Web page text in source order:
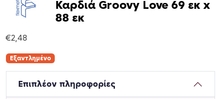
Καρδιά Groovy Love 69 εκ x
88 εκ
€2,48
Εξαντλημένο
Επιπλέον πληροφορίες